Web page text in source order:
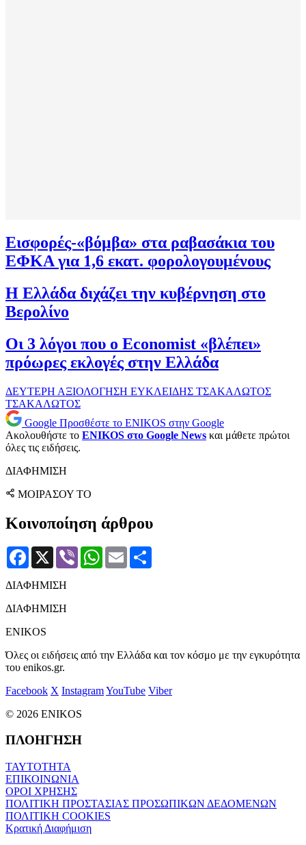
Εισφορές-«βόμβα» στα ραβασάκια του
ΕΦΚΑ για 1,6 εκατ. φορολογουμένους
Η Ελλάδα διχάζει την κυβέρνηση στο
Βερολίνο
Οι 3 λόγοι που ο Economist «βλέπει»
πρόωρες εκλογές στην Ελλάδα
ΔΕΥΤΕΡΗ ΑΞΙΟΛΟΓΗΣΗ ΕΥΚΛΕΙΔΗΣ ΤΣΑΚΑΛΩΤΟΣ
ΤΣΑΚΑΛΩΤΟΣ
Google Προσθέστε το ENIKOS στην Google
Ακολουθήστε το ENIKOS στο Google News και μάθετε πρώτοι
όλες τις ειδήσεις.
ΔΙΑΦΗΜΙΣΗ
ΜΟΙΡΑΣΟΥ ΤΟ
Κοινοποίηση άρθρου
Facebook
X Viber WhatsApp
Email
ΔΙΑΦΗΜΙΣΗ
ΔΙΑΦΗΜΙΣΗ
ENIKOS
Όλες οι ειδήσεις από την Ελλάδα και τον κόσμο με την εγκυρότητα
του enikos.gr.
Facebook X InstagramYouTube Viber
© 2026 ENIKOS
ΠΛΟΗΓΗΣΗ
ΤΑΥΤΟΤΗΤΑ
ΕΠΙΚΟΙΝΩΝΙΑ
ΟΡΟΙ ΧΡΗΣΗΣ
ΠΟΛΙΤΙΚΗ ΠΡΟΣΤΑΣΙΑΣ ΠΡΟΣΩΠΙΚΩΝ ΔΕΔΟΜΕΝΩΝ
ΠΟΛΙΤΙΚΗ COOKIES
Κρατική Διαφήμιση